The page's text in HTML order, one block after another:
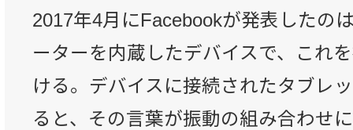
2017年4月にFacebookが発表したの
ーターを内蔵したデバイスで、これ
ける。デバイスに接続されたタブレ
ると、その言葉が振動の組み合わせ